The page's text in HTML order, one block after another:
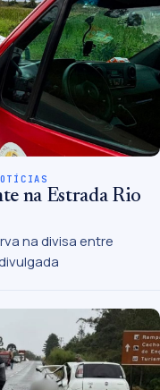
na Estrada Rio
na divisa entre